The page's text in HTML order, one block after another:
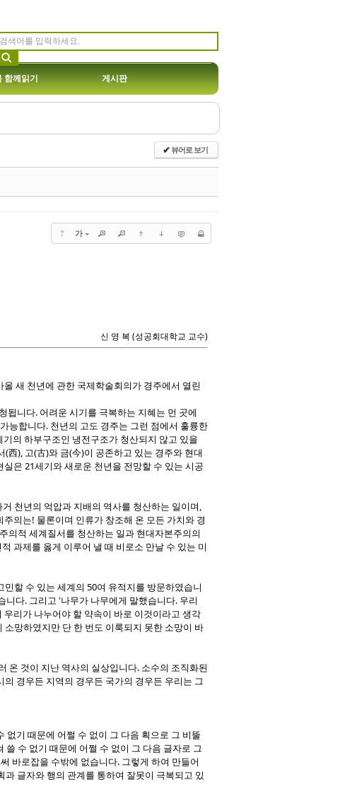
함께읽기 게시판
✔뷰어로 보기
? 가
신 영 복 (성공회대학교 교수)
새 천년에 관한 국제학술회의가 경주에서 열린
됩니다. 어려운 시기를 극복하는 지혜는 먼 곳에
능합니다. 천년의 고도 경주는 그런 점에서 훌륭한
의 하부구조인 냉전구조가 청산되지 않고 있을
西), 고(古)와 금(今)이 공존하고 있는 경주와 현대
은 21세기와 새로운 천년을 전망할 수 있는 시공
천년의 억압과 지배의 역사를 청산하는 일이며,
의는! 물론이며 인류가 창조해 온 모든 가치와 경
의적 세계질서를 청산하는 일과 현대자본주의의
과제를 옳게 이루어 낼 때 비로소 만날 수 있는 미
할 수 있는 세계의 50여 유적지를 방문하였습니
다. 그리고 '나무가 나무에게 말했습니다. 우리
리가 나누어야 할 약속이 바로 이것이라고 생각
망하였지만 단 한 번도 이룩되지 못한 소망이 바
온 것이 지난 역사의 실상입니다. 소수의 조직화된
경우든 지역의 경우든 국가의 경우든 우리는 그
없기 때문에 어쩔 수 없이 그 다음 획으로 그 비뚤
수 없기 때문에 어쩔 수 없이 그 다음 글자로 그
바로잡을 수밖에 없습니다. 그렇게 하여 만들어
글자와 행의 관계를 통하여 잘못이 극복되고 있